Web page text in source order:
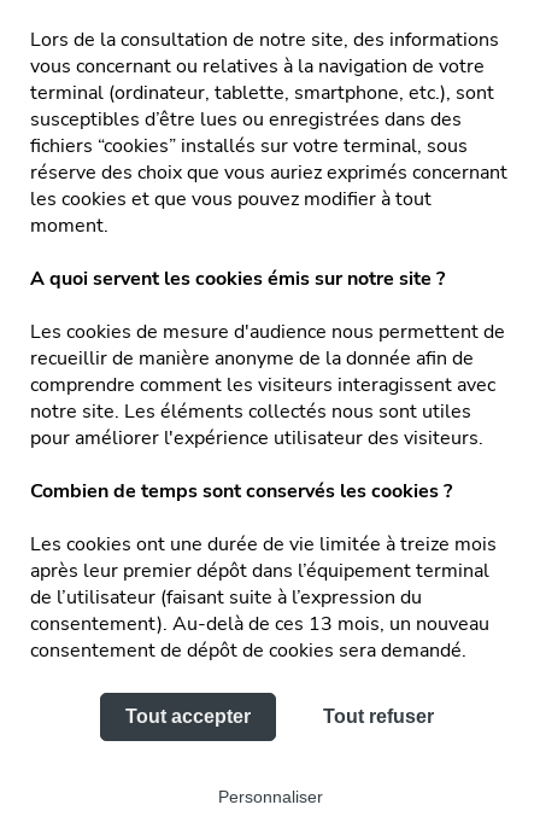
PORTES DE GARAGE
PROTECTIONS SOLAIRES
MOUSTIQUAIRES
Showroom
Centre de production
Équipe & Engagements
Réalisations
Actualités
Service après-vente & FAQ
Recrutement
Facebook
Lors de la consultation de notre site, des informations
vous concernant ou relatives à la navigation de votre
terminal (ordinateur, tablette, smartphone, etc.), sont
susceptibles d’être lues ou enregistrées dans des
fichiers “cookies” installés sur votre terminal, sous
réserve des choix que vous auriez exprimés concernant
les cookies et que vous pouvez modifier à tout
moment.
A quoi servent les cookies émis sur notre site ?
Les cookies de mesure d'audience nous permettent de
recueillir de manière anonyme de la donnée afin de
comprendre comment les visiteurs interagissent avec
notre site. Les éléments collectés nous sont utiles
pour améliorer l'expérience utilisateur des visiteurs.
Combien de temps sont conservés les cookies ?
Les cookies ont une durée de vie limitée à treize mois
après leur premier dépôt dans l’équipement terminal
de l’utilisateur (faisant suite à l’expression du
consentement). Au-delà de ces 13 mois, un nouveau
consentement de dépôt de cookies sera demandé.
Tout accepter Tout refuser
Personnaliser